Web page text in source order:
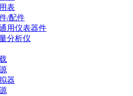
表
/配件
用仪表器件
分析仪
器